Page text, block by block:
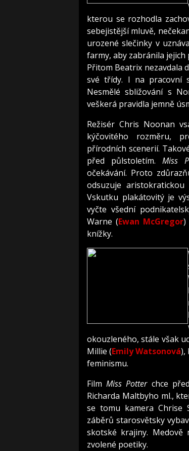
kterou se rozhodla
sebejistější mluvě,
urozené slečinky v
farmy, aby zabránila
Přitom Beatrix nezavdala
své třídy. I na pracovní
Nesmělé sbližování s
veškerá pravidla jemně
Režisér Chris Noonan
kýčovitého rozměru,
přírodních scenerií.
před půlstoletím. Miss
očekávání. Proto
odsuzuje aristokratickou
Vskutku plakátovitý je
vyčte všední
Warne (Ewan McGregor)
knížky.
okouzleného, stále však
Millie (Emily Watsonová),
feminismu.
FilmMiss Potterchce
Richarda Maltbyho ml.,
se tomu kamera Chrise
záběrů starosvětsky
skotské krajiny. Medově
zvolené poetiky.